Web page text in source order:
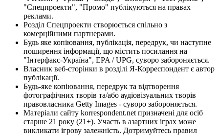
"Спецпроекти", "Промо" публікуються на правах
реклами.
Розділ Спецпроекти створюється спільно з
комерційними партнерами.
Будь яке копіювання, публікація, передрук, чи наступне
поширення інформації, що містить посилання на
"Інтерфакс-Україна", EPA / UPG, суворо забороняється.
Власник веб-сторінки в розділі Я-Корреспондент є автор
публікації.
Будь-яке копіювання, передрук та відтворення
фотографічних творів та/або аудіовізуальних творів
правовласника Getty Images - суворо забороняється.
Матеріали сайту korrespondent.net призначені для осіб
старше 21 року (21+). Участь в азартних іграх може
викликати ігрову залежність. Дотримуйтесь правил